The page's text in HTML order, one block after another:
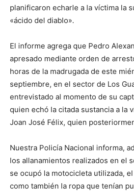
planificaron echarle a la víctima la
«ácido del diablo».
El informe agrega que Pedro
apresado mediante orden de
horas de la madrugada de este
septiembre, en el sector de Los
entrevistado al momento de su
quien echó la citada sustancia a la
Joan José Félix, quien
Nuestra Policía Nacional informa,
los allanamientos realizados en el
se ocupó la motocicleta utilizada,
como también la ropa que tenían